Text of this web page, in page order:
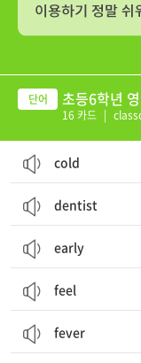
초등6학년
16 카드 |
cold
dentist
early
feel
fever